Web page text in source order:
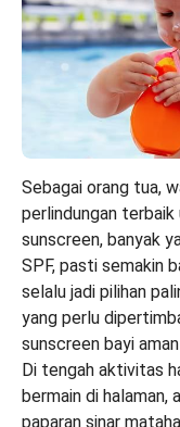
Sebagai orang tua,
perlindungan
sunscreen, banyak
SPF, pasti semakin
selalu jadi pilihan
yang perlu
sunscreen bayi
Di tengah aktivitas
bermain di halaman,
paparan sinar